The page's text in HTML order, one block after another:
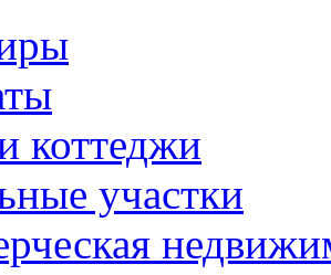
коттеджи
участки